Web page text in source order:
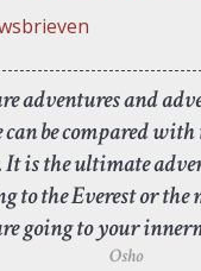
adventures and
be compared
is the ultimate
to the Everest or the
going to your
Osho